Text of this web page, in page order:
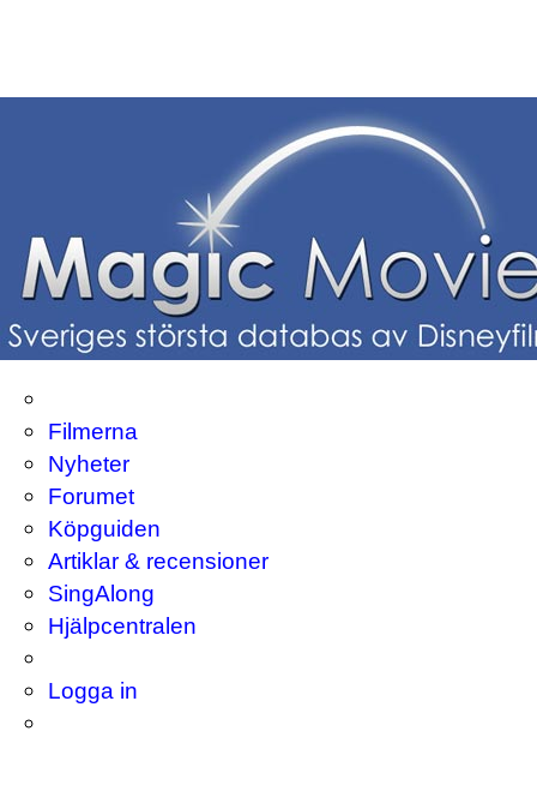
Filmerna
Nyheter
Forumet
Köpguiden
Artiklar & recensioner
SingAlong
Hjälpcentralen
Logga in